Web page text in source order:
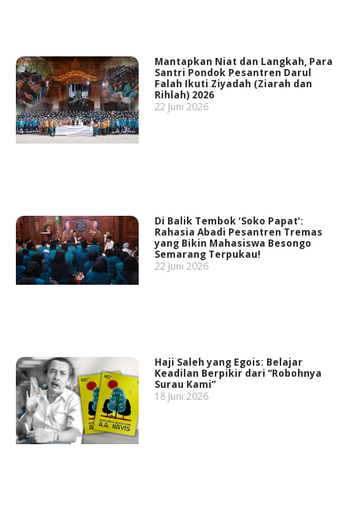
Mantapkan Niat dan Langkah, Para
Santri Pondok Pesantren Darul
Falah Ikuti Ziyadah (Ziarah dan
Rihlah) 2026
22 Juni 2026
Di Balik Tembok ‘Soko Papat’:
Rahasia Abadi Pesantren Tremas
yang Bikin Mahasiswa Besongo
Semarang Terpukau!
22 Juni 2026
Haji Saleh yang Egois: Belajar
Keadilan Berpikir dari “Robohnya
Surau Kami”
18 Juni 2026